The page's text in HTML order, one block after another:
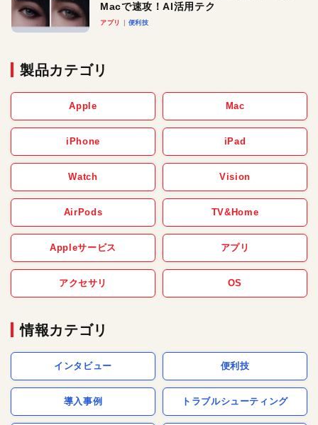
Macで速攻！AI活用テク
アプリ 便利技
製品カテゴリ
Apple Mac
iPhone iPad
Watch Vision
AirPods TV&Home
Appleサービス アプリ
アクセサリ OS
情報カテゴリ
インタビュー 便利技
導入事例 トラブルシューティング